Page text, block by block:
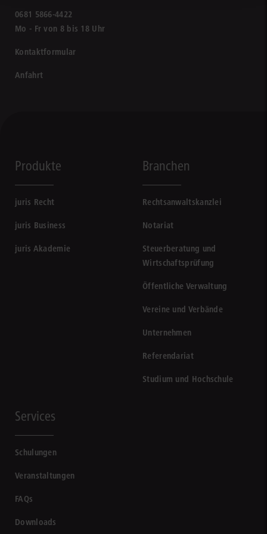
0681 5866-4422
Mo - Fr von 8 bis 18 Uhr
Kontaktformular
Anfahrt
Produkte
juris Recht
juris Business
juris Akademie
Branchen
Rechtsanwaltskanzlei
Notariat
Steuerberatung und
Wirtschaftsprüfung
Öffentliche Verwaltung
Vereine und Verbände
Unternehmen
Referendariat
Studium und Hochschule
Services
Schulungen
Veranstaltungen
FAQs
Downloads